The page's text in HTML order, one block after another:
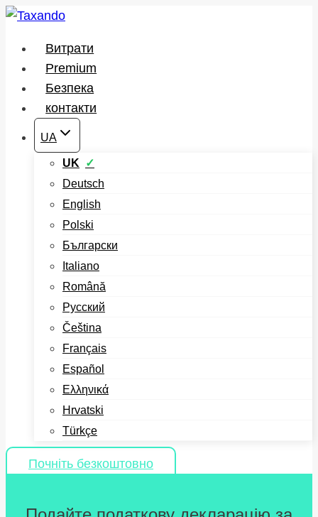
Перейти
вмісту
Витрати
Premium
Безпека
контакти
UA
UK
Deutsch
English
Polski
Български
Italiano
Română
Русский
Čeština
Français
Español
Ελληνικά
Hrvatski
Türkçe
Почніть безкоштовно